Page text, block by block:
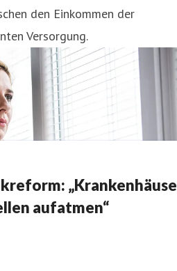
den Einkommen der
Versorgung.
aufatmen“